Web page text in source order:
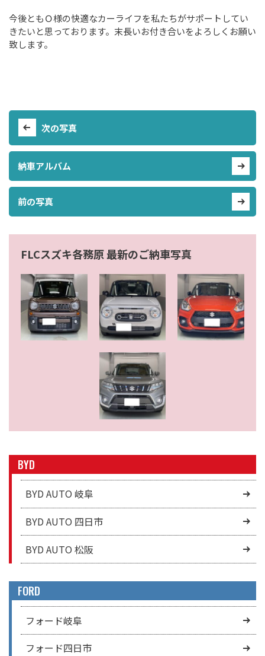
今後ともＯ様の快適なカーライフを私たちがサポートしてい
きたいと思っております。末長いお付き合いをよろしくお願い
致します。
次の写真
納車アルバム
前の写真
FLCスズキ各務原 最新のご納車写真
BYD
BYD AUTO 岐阜
BYD AUTO 四日市
BYD AUTO 松阪
FORD
フォード岐阜
フォード四日市